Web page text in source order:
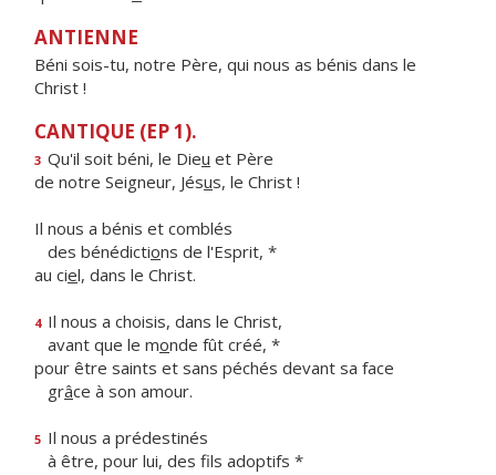
ANTIENNE
Béni sois-tu, notre Père, qui nous as bénis dans le
Christ !
CANTIQUE (EP 1).
3 Qu'il soit béni, le Dieu et Père
de notre Seigneur, Jésus, le Christ !
Il nous a bénis et comblés
des bénédictions de l'Esprit, *
au ciel, dans le Christ.
4 Il nous a choisis, dans le Christ,
avant que le monde fût créé, *
pour être saints et sans péchés devant sa face
grâce à son amour.
5 Il nous a prédestinés
à être, pour lui, des fls adoptifs *